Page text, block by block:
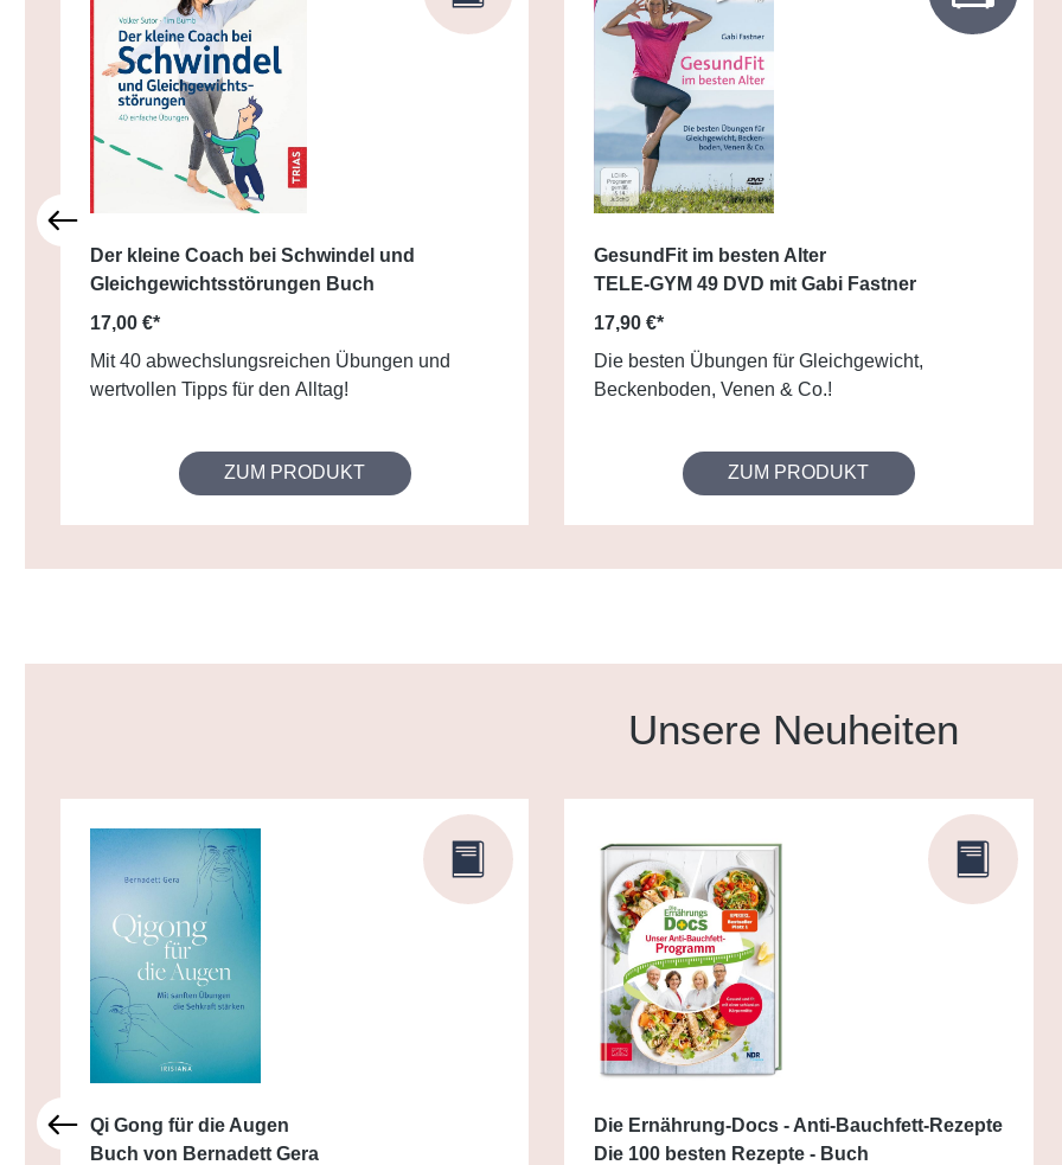
Der kleine Coach bei Schwindel und
Gleichgewichtsstörungen Buch
17,00 €*
Mit 40 abwechslungsreichen Übungen und
wertvollen Tipps für den Alltag!
ZUM PRODUKT
GesundFit im besten Alter
TELE-GYM 49 DVD mit Gabi Fastner
17,90 €*
Die besten Übungen für Gleichgewicht,
Beckenboden, Venen & Co.!
ZUM PRODUKT
Unsere Neuheiten
Qi Gong für die Augen
Buch von Bernadett Gera
Die Ernährung-Docs - Anti-Bauchfett-Rezepte
Die 100 besten Rezepte - Buch